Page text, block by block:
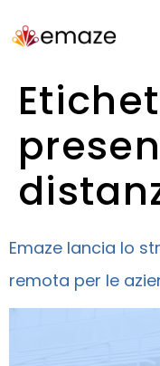
Emaze lancia lo
remota per le